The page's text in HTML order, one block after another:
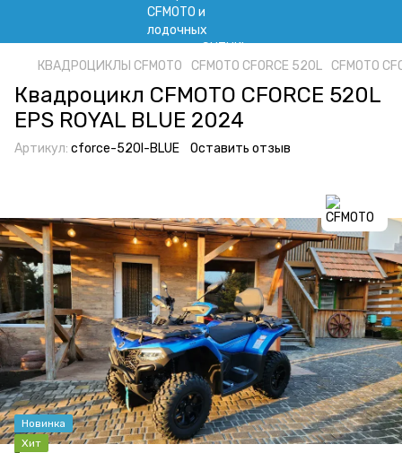
КВАДРОЦИКЛЫ CFMOTO CFMOTO CFORCE 520L CFMOTO
Квадроцикл CFMOTO CFORCE 520L
EPS ROYAL BLUE 2024
Артикул: cforce-520l-BLUE Оставить отзыв
Новинка
Хит